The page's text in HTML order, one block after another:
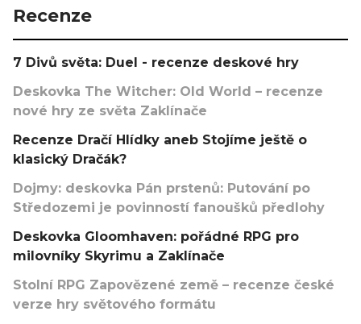
Recenze
7 Divů světa: Duel - recenze deskové hry
Deskovka The Witcher: Old World – recenze
nové hry ze světa Zaklínače
Recenze Dračí Hlídky aneb Stojíme ještě o
klasický Dračák?
Dojmy: deskovka Pán prstenů: Putování po
Středozemi je povinností fanoušků předlohy
Deskovka Gloomhaven: pořádné RPG pro
milovníky Skyrimu a Zaklínače
Stolní RPG Zapovězené země – recenze české
verze hry světového formátu